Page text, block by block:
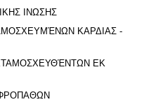
ΙΝΩΣΗΣ
ΚΑΡΔΙΑΣ -
ΕΚ